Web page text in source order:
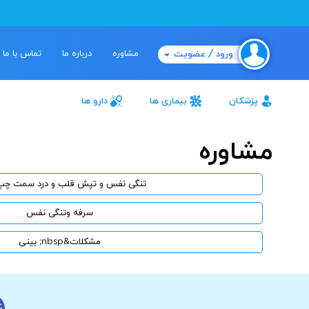
ورود / عضویت مشاوره درباره ما تماس با ما
پزشکان بیماری ها دارو ها
مشاوره
تنگی نفس و تپش قلب و درد سمت
سرفه وتنگی نفس
مشکلات&nbsp; بینى